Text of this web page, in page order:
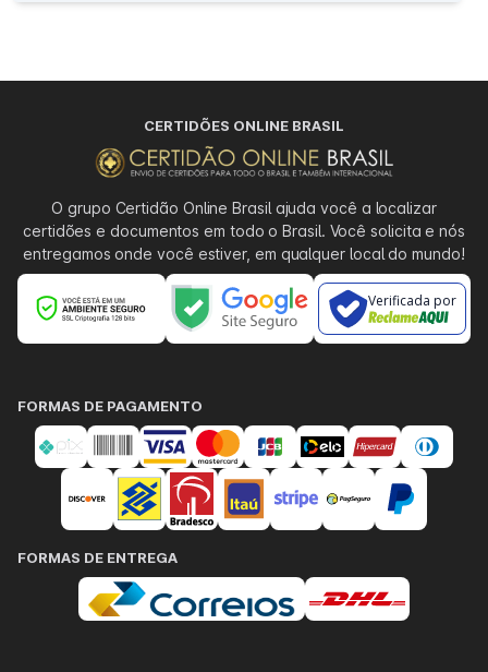
CERTIDÕES ONLINE BRASIL
O grupo Certidão Online Brasil ajuda você a localizar
certidões e documentos em todo o Brasil. Você solicita e nós
entregamos onde você estiver, em qualquer local do mundo!
Verificada por
FORMAS DE PAGAMENTO
FORMAS DE ENTREGA